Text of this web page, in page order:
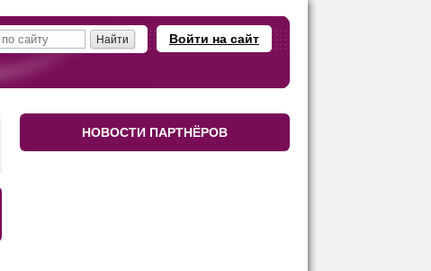
Войти на сайт
НОВОСТИ ПАРТНЁРОВ